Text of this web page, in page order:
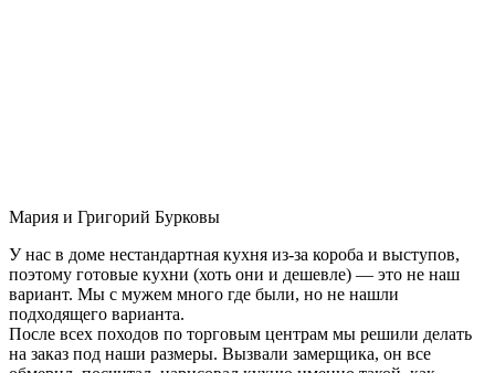
Мария и Григорий Бурковы
У нас в доме нестандартная кухня из-за короба и выступов,
поэтому готовые кухни (хоть они и дешевле) — это не наш
вариант. Мы с мужем много где были, но не нашли
подходящего варианта.
После всех походов по торговым центрам мы решили делать
на заказ под наши размеры. Вызвали замерщика, он все